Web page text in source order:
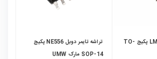
رگولاتور LM317MDT پکیج TO-
تراشه تایمر دوبل NE556 پکیج
SOP-14 مارک UMW